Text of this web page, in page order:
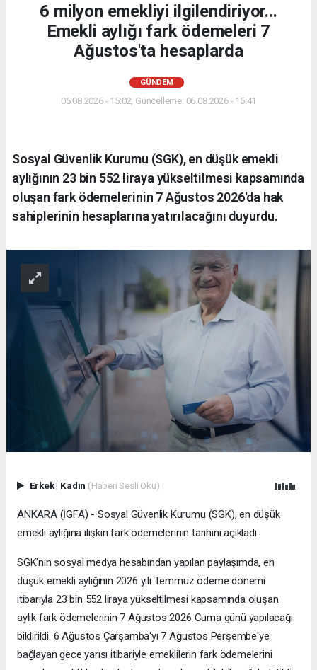
6 milyon emekliyi ilgilendiriyor...
Emekli aylığı fark ödemeleri 7
Ağustos'ta hesaplarda
GÜNDEM
06.08.2026 - 15:02, Güncelleme: 06.08.2026 - 15:41
Sosyal Güvenlik Kurumu (SGK), en düşük emekli
aylığının 23 bin 552 liraya yükseltilmesi kapsamında
oluşan fark ödemelerinin 7 Ağustos 2026'da hak
sahiplerinin hesaplarına yatırılacağını duyurdu.
Erkek| Kadın (Haberi Sesli Oku)
ANKARA (İGFA) - Sosyal Güvenlik Kurumu (SGK), en düşük
emekli aylığına ilişkin fark ödemelerinin tarihini açıkladı.
SGK'nın sosyal medya hesabından yapılan paylaşımda, en
düşük emekli aylığının 2026 yılı Temmuz ödeme dönemi
itibarıyla 23 bin 552 liraya yükseltilmesi kapsamında oluşan
aylık fark ödemelerinin 7 Ağustos 2026 Cuma günü yapılacağı
bildirildi. 6 Ağustos Çarşamba'yı 7 Ağustos Perşembe'ye
bağlayan gece yarısı itibariyle emeklilerin fark ödemelerini